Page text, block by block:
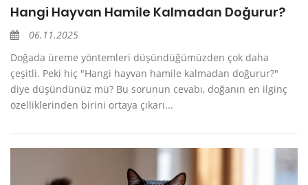
Hangi Hayvan Hamile Kalmadan Doğurur?
06.11.2025
Doğada üreme yöntemleri düşündüğümüzden çok daha
çeşitli. Peki hiç "Hangi hayvan hamile kalmadan doğurur?"
diye düşündünüz mü? Bu sorunun cevabı, doğanın en ilginç
özelliklerinden birini ortaya çıkarı...